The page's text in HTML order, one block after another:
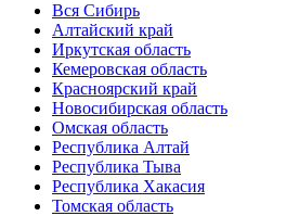
Вся Сибирь
Алтайский край
Иркутская область
Кемеровская область
Красноярский край
Новосибирская область
Омская область
Республика Алтай
Республика Тыва
Республика Хакасия
Томская область